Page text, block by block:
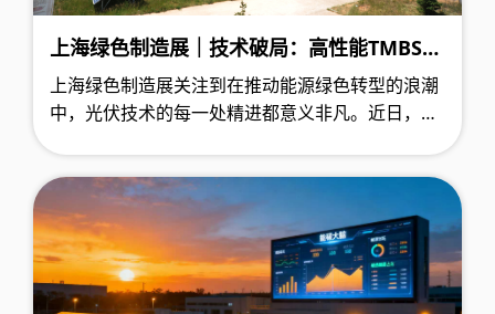
上海绿色制造展｜技术破局：高性能TMBS芯
片如何成为光伏提效降耗的关键引擎
上海绿色制造展关注到在推动能源绿色转型的浪潮
中，光伏技术的每一处精进都意义非凡。近日，一
中一个关键但常被忽视的部件——整流芯片，通过
底层半导体技术的突破，为提升光伏系统整体效能
与可靠性提供了新的解决方案。